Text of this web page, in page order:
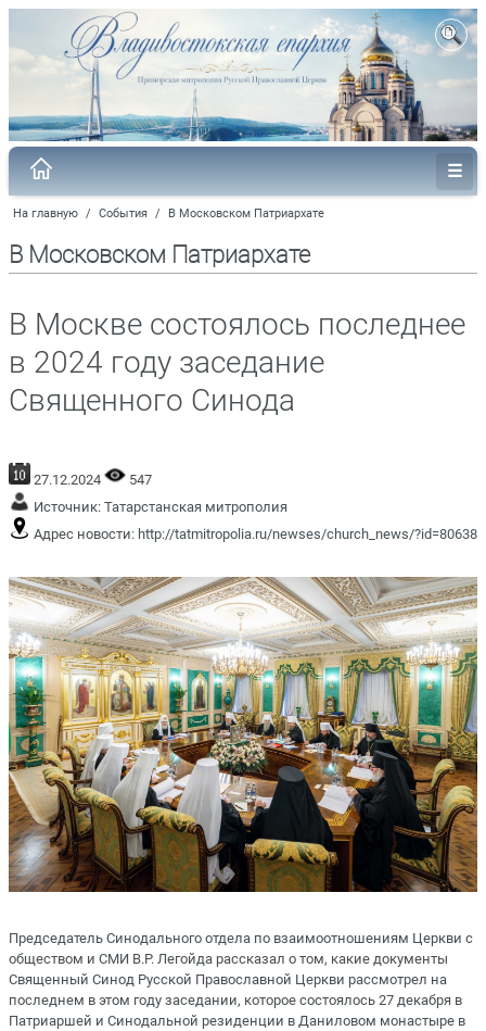
На главную / События / В Московском Патриархате
В Московском Патриархате
В Москве состоялось последнее
в 2024 году заседание
Священного Синода
27.12.2024
547
Источник: Татарстанская митрополия
Адрес новости: http://tatmitropolia.ru/newses/church_news/?id=80638
Председатель Синодального отдела по взаимоотношениям Церкви с
обществом и СМИ В.Р. Легойда рассказал о том, какие документы
Священный Синод Русской Православной Церкви рассмотрел на
последнем в этом году заседании, которое состоялось 27 декабря в
Патриаршей и Синодальной резиденции в Даниловом монастыре в